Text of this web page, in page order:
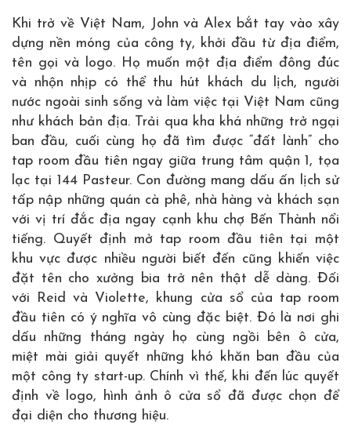
Khi trở về Việt Nam, John và Alex bắt tay vào xây
dựng nền móng của công ty, khởi đầu từ địa điểm,
tên gọi và logo. Họ muốn một địa điểm đông đúc
và nhộn nhịp có thể thu hút khách du lịch, người
nước ngoài sinh sống và làm việc tại Việt Nam cũng
như khách bản địa. Trải qua kha khá những trở ngại
ban đầu, cuối cùng họ đã tìm được “đất lành” cho
tap room đầu tiên ngay giữa trung tâm quận 1, tọa
lạc tại 144 Pasteur. Con đường mang dấu ấn lịch sử
tấp nập những quán cà phê, nhà hàng và khách sạn
với vị trí đắc địa ngay cạnh khu chợ Bến Thành nổi
tiếng. Quyết định mở tap room đầu tiên tại một
khu vực được nhiều người biết đến cũng khiến việc
đặt tên cho xưởng bia trở nên thật dễ dàng. Đối
với Reid và Violette, khung cửa sổ của tap room
đầu tiên có ý nghĩa vô cùng đặc biệt. Đó là nơi ghi
dấu những tháng ngày họ cùng ngồi bên ô cửa,
miệt mài giải quyết những khó khăn ban đầu của
một công ty start-up. Chính vì thế, khi đến lúc quyết
định về logo, hình ảnh ô cửa sổ đã được chọn để
đại diện cho thương hiệu.